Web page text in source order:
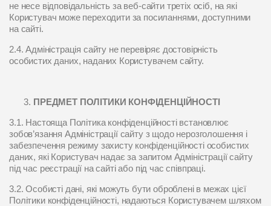
не несе відповідальність за веб-сайти третіх осіб, на які
Користувач може переходити за посиланнями, доступними
на сайті.
2.4. Адміністрація сайту не перевіряє достовірність
особистих даних, наданих Користувачем сайту.
ПРЕДМЕТ ПОЛІТИКИ КОНФІДЕНЦІЙНОСТІ
3.1. Настояща Політика конфіденційності встановлює
зобов’язання Адміністрації сайту з щодо нерозголошення і
забезпечення режиму захисту конфіденційності особистих
даних, які Користувач надає за запитом Адміністрації сайту
під час реєстрації на сайті або під час співпраці.
3.2. Особисті дані, які можуть бути оброблені в межах цієї
Політики конфіденційності, надаються Користувачем шляхом